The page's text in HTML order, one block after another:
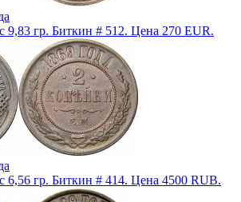
9,83 гр. Биткин # 512. Цена 270 EUR.
6,56 гр. Биткин # 414. Цена 4500 RUB.